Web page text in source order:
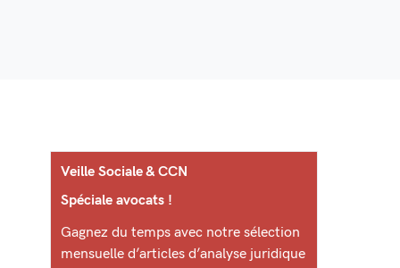
Veille Sociale & CCN
Spéciale avocats !
Gagnez du temps avec notre sélection
mensuelle d’articles d’analyse juridique